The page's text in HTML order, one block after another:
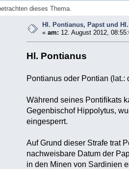
dieses Thema.
Hl. Pontianus, Papst und
«am: 12. August 2012,
Hl. Pontianus
Pontianus oder Pontian
Während seines Pontifikats
Gegenbischof Hippolytus,
eingesperrt.
Auf Grund dieser Strafe trat
nachweisbare Datum der
in den Minen von Sardinien